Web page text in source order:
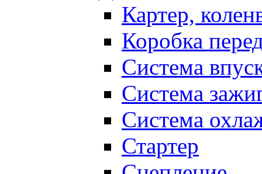
Картер,
Коробка
Система
Система
Система
Стартер